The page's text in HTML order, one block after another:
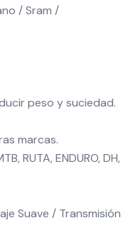
/ Sram /
peso y suciedad.
marcas.
RUTA, ENDURO, DH,
Suave / Transmisión